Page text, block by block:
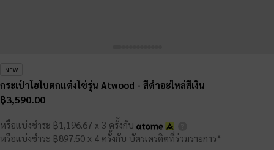
NEW
กระเป๋าโฮโบตกแต่งโซ่รุ่น Atwood - สีดำอะไหล่สีเงิน
฿3,590.00
หรือแบ่งชำระ ฿1,196.67 x 3 ครั้งกับ
หรือแบ่งชำระ ฿897.50 x 4 ครั้งกับ บัตรเครดิตที่ร่วมรายการ*